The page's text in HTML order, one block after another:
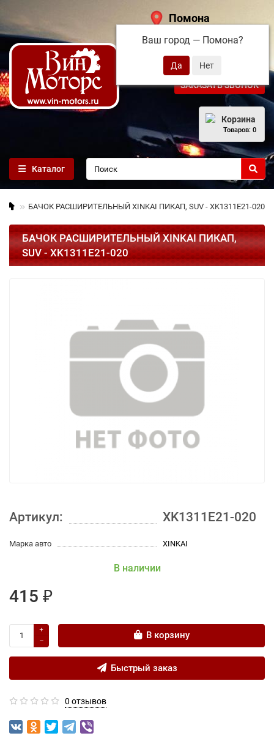
Помона
Ваш город — Помона?
+7 (495) 108-68-71
ЗАКАЗАТЬ ЗВОНОК
Корзина
Товаров: 0
Каталог
БАЧОК РАСШИРИТЕЛЬНЫЙ XINKAI ПИКАП, SUV - XK1311E21-020
БАЧОК РАСШИРИТЕЛЬНЫЙ XINKAI ПИКАП,
SUV - XK1311E21-020
Артикул: XK1311E21-020
Марка авто XINKAI
В наличии
415 ₽
В корзину
Быстрый заказ
0 отзывов